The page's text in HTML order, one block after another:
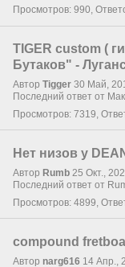
Просмотров: 990,
TIGER custom (
Бутаков" -
Автор Tigger 30 Май,
Последний ответ от
Просмотров: 7319,
Нет низов у
Автор Rumb 25 Окт.,
Последний ответ от
Просмотров: 4899,
compound
Автор narg616 14 Апр.,